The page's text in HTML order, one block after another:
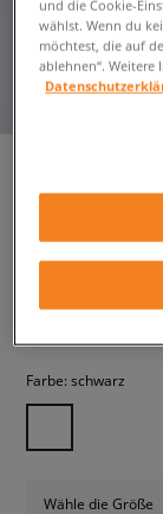
Farbe: schwarz
Wähle die Größe
und die Cookie-
wählst. Wenn du
möchtest, die auf
ablehnen“.